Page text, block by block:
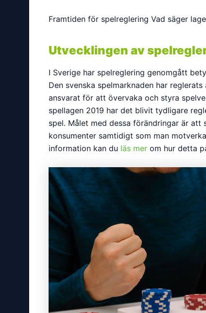
Framtiden för spelreglering Vad säger
Utvecklingen av
I Sverige har spelreglering genomgått
Den svenska spelmarknaden har
ansvarat för att övervaka och styra
spellagen 2019 har det blivit tydligare
spel. Målet med dessa förändringar är
konsumenter samtidigt som man
information kan du läs mer om hur detta